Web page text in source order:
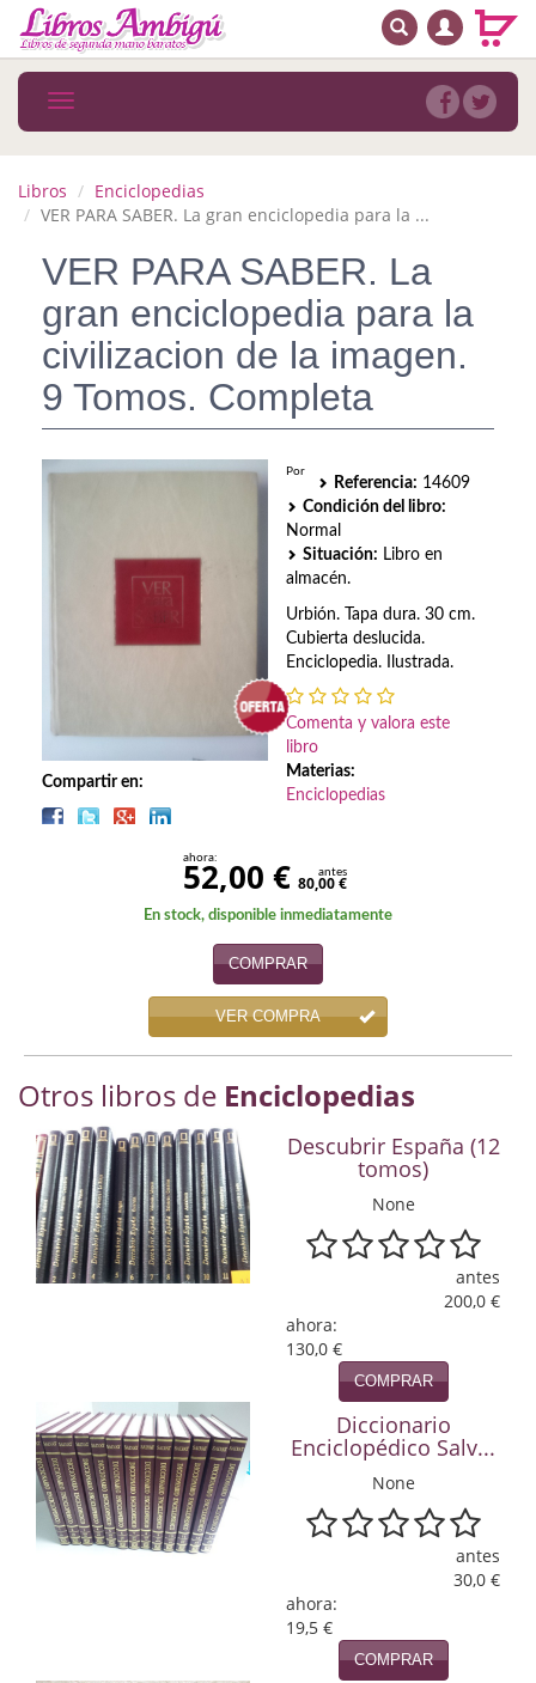
MENÚ PRINCIPAL
Novedades
Arte
Astrología. Ocultismo
Autoayuda. Conocimiento personal
Cómic
Cuentos y relatos
Economía
Enciclopedias
Ensayo
Ensayo literario
Guerra Civil Española
Historia
historia
BUSCAR
Toggle
navigation
Libros
Enciclopedias
VER PARA SABER. La gran enciclopedia para la ...
VER PARA SABER. La
gran enciclopedia para la
civilizacion de la imagen.
9 Tomos. Completa
Compartir en:
Por
Referencia: 14609
Condición del libro:
Normal
Situación: Libro en
almacén.
Urbión. Tapa dura. 30 cm.
Cubierta deslucida.
Enciclopedia. Ilustrada.
Comenta y valora este
libro
Materias:
Enciclopedias
ahora:
52,00 € antes
80,00 €
En stock, disponible inmediatamente
COMPRAR
VER COMPRA
Otros libros de Enciclopedias
Descubrir España (12
tomos)
None
antes
200,0 €
ahora:
130,0 €
COMPRAR
Diccionario
Enciclopédico Salv...
None
antes
30,0 €
ahora:
19,5 €
COMPRAR